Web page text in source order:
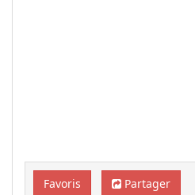
Favoris
Partager